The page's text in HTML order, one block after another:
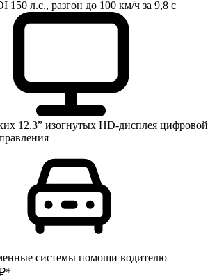
150 л.с., разгон до 100 км/ч за 9,8 с
12.3” изогнутых HD-дисплея цифровой
системы помощи водителю